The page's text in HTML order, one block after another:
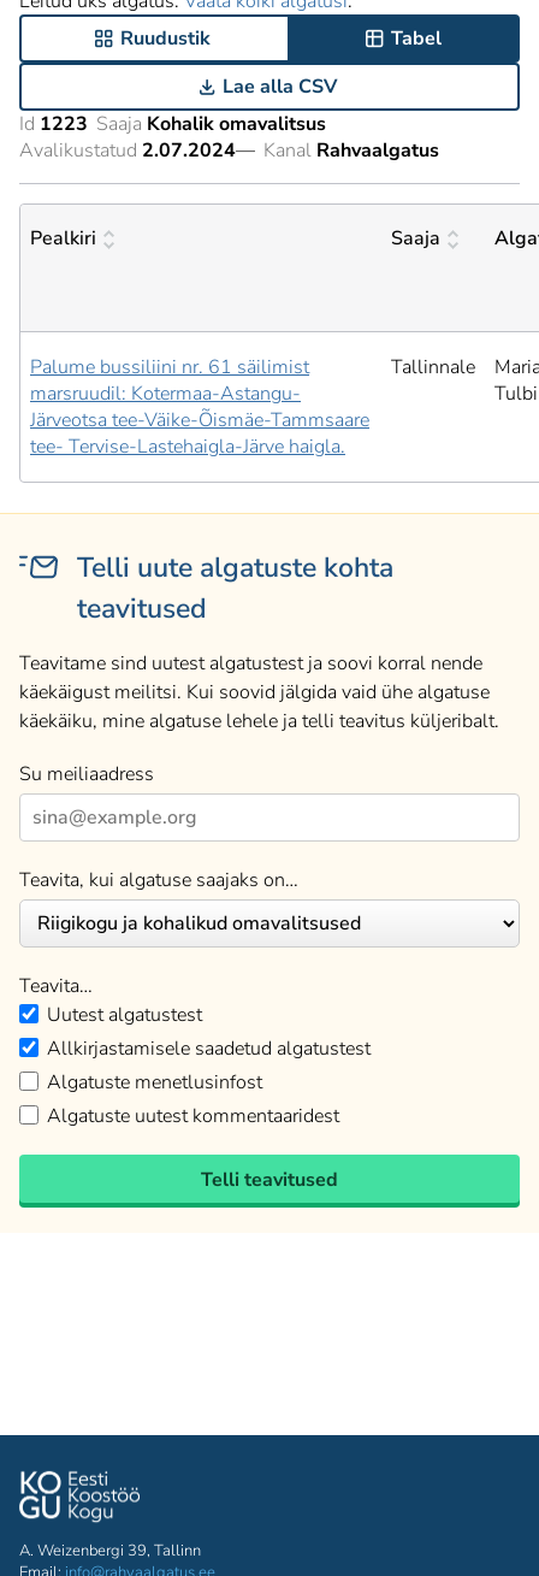
Ruudustik
Tabel
Lae alla CSV
Id 1223 Saaja Kohalik omavalitsus
Avalikustatud 2.07.2024— Kanal Rahvaalgatus
Pealkiri Saaja
Palume bussiliini nr. 61 säilimist
marsruudil: Kotermaa-Astangu-
Järveotsa tee-Väike-Õismäe-Tammsaare
tee- Tervise-Lastehaigla-Järve haigla.
Tallinnale
Telli uute algatuste kohta
teavitused
Teavitame sind uutest algatustest ja soovi korral nende
käekäigust meilitsi. Kui soovid jälgida vaid ühe algatuse
käekäiku, mine algatuse lehele ja telli teavitus küljeribalt.
Su meiliaadress
Teavita, kui algatuse saajaks on…
Teavita…
Uutest algatustest
Allkirjastamisele saadetud algatustest
Algatuste menetlusinfost
Algatuste uutest kommentaaridest
Telli teavitused
A. Weizenbergi 39, Tallinn